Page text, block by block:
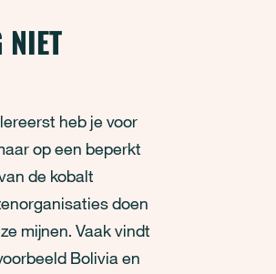
NIET
heb je voor
op een beperkt
de kobalt
doen
mijnen. Vaak vindt
Bolivia en